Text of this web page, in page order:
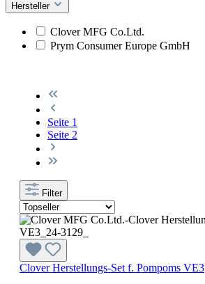
Hersteller
Clover MFG Co.Ltd.
Prym Consumer Europe GmbH
Seite 1
Seite 2
Filter
Clover Herstellungs-Set f. Pompoms VE3